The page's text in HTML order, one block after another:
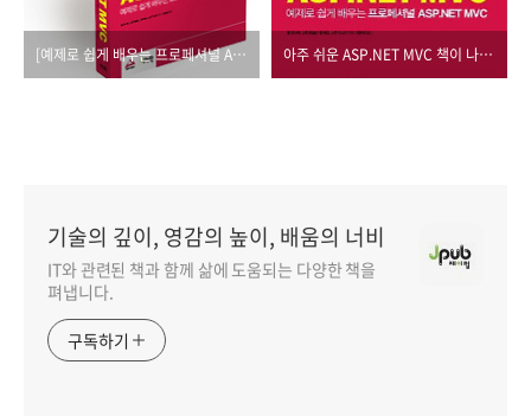
[예제로 쉽게 배우는 프로페셔널 ASP.NET MVC]가 나옵니다. 아주 쉬운 ASP.NET MVC 책이 나옵니다.
기술의 깊이, 영감의 높이, 배움의 너비
IT와 관련된 책과 함께 삶에 도움되는 다양한 책을
펴냅니다.
구독하기